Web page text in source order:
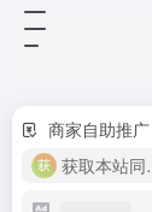
商家自助推广
获